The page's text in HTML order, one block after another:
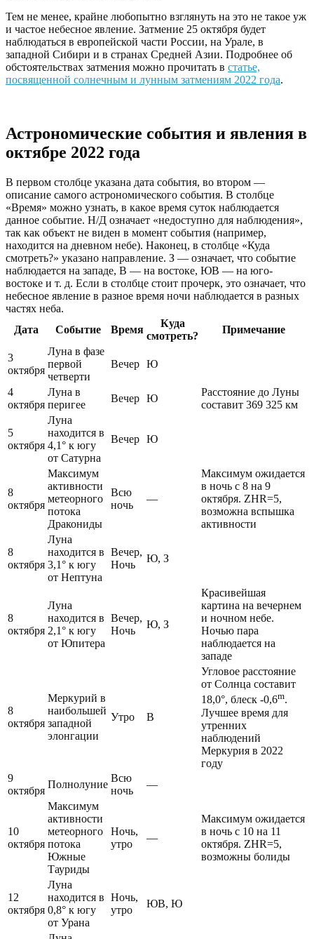
Тем не менее, крайне любопытно взглянуть на это не такое уж
и частое небесное явление. Затмение 25 октября будет
наблюдаться в европейской части России, на Урале, в
западной Сибири и в странах Средней Азии. Подробнее об
обстоятельствах затмения можно прочитать в статье,
посвященной солнечным и лунным затмениям 2022 года.
Астрономические события и явления в
октябре 2022 года
В первом столбце указана дата события, во втором —
описание самого астрономического события. В столбце
«Время» можно узнать, в какое время суток наблюдается
данное событие. Н/Д означает «недоступно для наблюдения»,
так как объект не виден в момент события (например,
находится на дневном небе). Наконец, в столбце «Куда
смотреть?» указано направление. З — означает, что событие
наблюдается на западе, В — на востоке, ЮВ — на юго-
востоке и т. д. Если в столбце стоит прочерк, это означает, что
небесное явление в разное время ночи наблюдается в разных
частях неба.
Дата
Событие Время
Куда
смотреть?
Примечание
3
октября
Луна в фазе
первой
четверти
Вечер Ю
4
октября
Луна в
перигее
Вечер Ю
Расстояние до Луны
составит 369 325 км
5
октября
Луна
находится в
4,1° к югу
от Сатурна
Вечер Ю
8
октября
Максимум
активности
метеорного
потока
Дракониды
Всю
ночь
—
Максимум ожидается
в ночь с 8 на 9
октября. ZHR=5,
возможна вспышка
активности
8
октября
Луна
находится в
3,1° к югу
от Нептуна
Вечер,
Ночь
Ю, З
8
октября
Луна
находится в
2,1° к югу
от Юпитера
Вечер,
Ночь
Ю, З
Красивейшая
картина на вечернем
и ночном небе.
Ночью пара
наблюдается на
западе
8
октября
Меркурий в
наибольшей
западной
элонгации
Утро В
Угловое расстояние
от Солнца составит
18,0°, блеск -0,6m.
Лучшее время для
утренних
наблюдений
Меркурия в 2022
году
9
октября
Полнолуние
Всю
ночь
—
10
октября
Максимум
активности
метеорного
потока
Южные
Тауриды
Ночь,
утро
—
Максимум ожидается
в ночь с 10 на 11
октября. ZHR=5,
возможны болиды
12
октября
Луна
находится в
0,8° к югу
от Урана
Ночь,
утро
ЮВ, Ю